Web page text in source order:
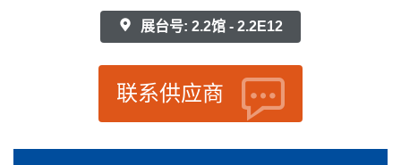
展台号: 2.2馆 - 2.2E12
联系供应商